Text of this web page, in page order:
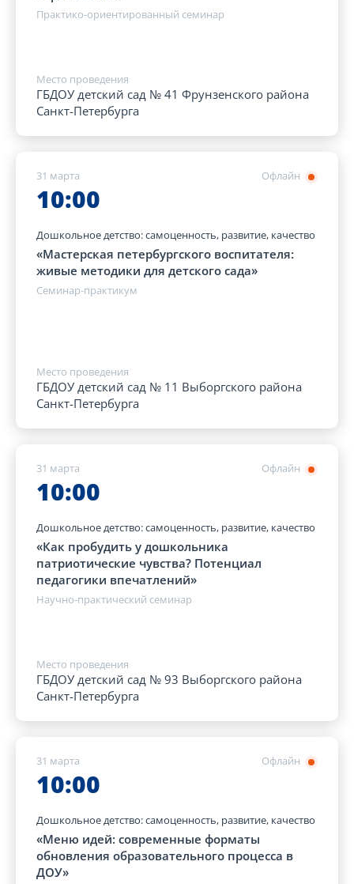
Практико-ориентированный семинар
Место проведения
ГБДОУ детский сад № 41 Фрунзенского района
Санкт-Петербурга
Офлайн
31 марта
10:00
Дошкольное детство: самоценность, развитие, качество
«Мастерская петербургского воспитателя:
живые методики для детского сада»
Семинар-практикум
Место проведения
ГБДОУ детский сад № 11 Выборгского района
Санкт-Петербурга
Офлайн
31 марта
10:00
Дошкольное детство: самоценность, развитие, качество
«Как пробудить у дошкольника
патриотические чувства? Потенциал
педагогики впечатлений»
Научно-практический семинар
Место проведения
ГБДОУ детский сад № 93 Выборгского района
Санкт-Петербурга
Офлайн
31 марта
10:00
Дошкольное детство: самоценность, развитие, качество
«Меню идей: современные форматы
обновления образовательного процесса в
ДОУ»